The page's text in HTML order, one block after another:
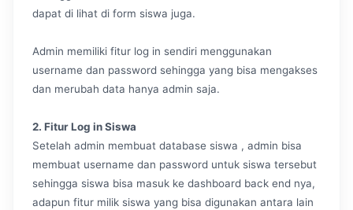
dapat di lihat di form siswa juga.
Admin memiliki fitur log in sendiri menggunakan
username dan password sehingga yang bisa mengakses
dan merubah data hanya admin saja.
2. Fitur Log in Siswa
Setelah admin membuat database siswa , admin bisa
membuat username dan password untuk siswa tersebut
sehingga siswa bisa masuk ke dashboard back end nya,
adapun fitur milik siswa yang bisa digunakan antara lain